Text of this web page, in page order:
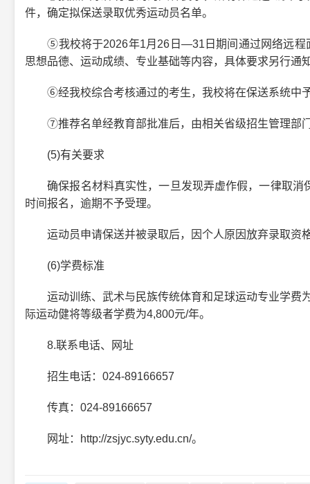
件，确定拟保送录取优秀运动员名单。
⑤我校将于2026年1月26日—31日期间通过网络远程
思想品德、运动成绩、专业基础等内容，具体要求另行通
⑥经我校综合考核通过的考生，我校将在保送系统中
⑦推荐名单经教育部批准后，由相关省级招生管理部
(5)有关要求
确保报名材料真实性，一旦发现弄虚作假，一律取消
时间报名，逾期不予受理。
运动员申请保送并被录取后，因个人原因放弃录取资
(6)学费标准
运动训练、武术与民族传统体育和足球运动专业学费
际运动健将等级者学费为4,800元/年。
8.联系电话、网址
招生电话：024-89166657
传真：024-89166657
网址：http://zsjyc.syty.edu.cn/。